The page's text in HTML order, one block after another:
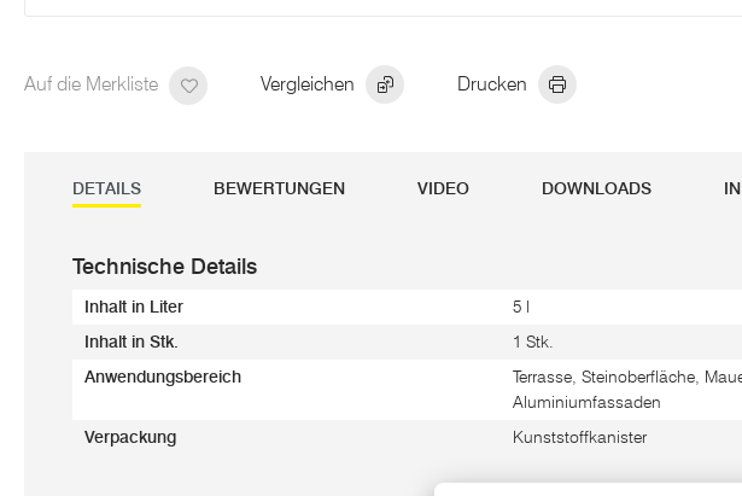
Auf die Merkliste Vergleichen Drucken
DETAILS BEWERTUNGEN VIDEO DOWNLOADS
Technische Details
Inhalt in Liter 5 l
Inhalt in Stk. 1 Stk.
Anwendungsbereich
Terrasse, Steinoberfläche,
Aluminiumfassaden
Verpackung Kunststoffkanister